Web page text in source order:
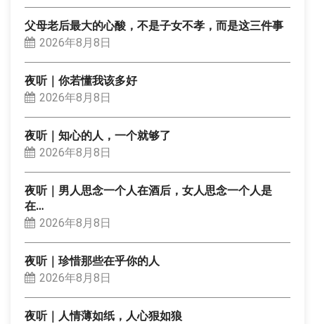
父母老后最大的心酸，不是子女不孝，而是这三件事
2026年8月8日
夜听｜你若懂我该多好
2026年8月8日
夜听｜知心的人，一个就够了
2026年8月8日
夜听｜男人思念一个人在酒后，女人思念一个人是
在…
2026年8月8日
夜听｜珍惜那些在乎你的人
2026年8月8日
夜听｜人情薄如纸，人心狠如狼